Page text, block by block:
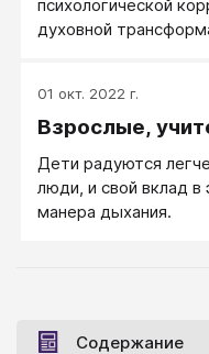
психологической
духовной
между вдохом и
01 окт. 2022 г.
Взрослые,
Дети радуются
люди, и свой вклад в
манера дыхания.
Содержание